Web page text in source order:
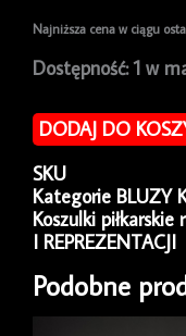
Najniższa cena w ciągu
Dostępność: 1 w
ilość
piłkarska
reprezentacji
2004/05
Home
Adidas
[M]
DODAJ DO
SKU
Kategorie BLUZY
Koszulki
I REPREZENTACJI
Podobne